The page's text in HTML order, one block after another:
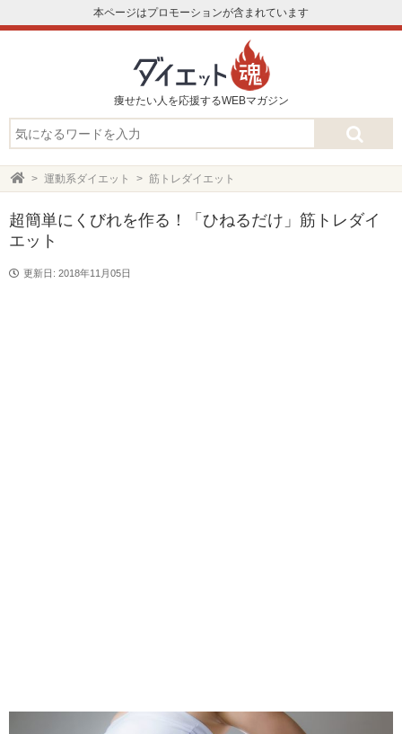
本ページはプロモーションが含まれています
痩せたい人を応援するWEBマガジン
運動系ダイエット 筋トレダイエット
超簡単にくびれを作る！「ひねるだけ」筋トレダイ
エット
更新日: 2018年11月05日